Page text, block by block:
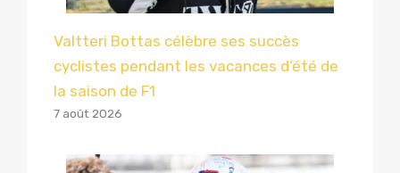
Valtteri Bottas célèbre ses succès
cyclistes pendant les vacances d’été de
la saison de F1
7 août 2026